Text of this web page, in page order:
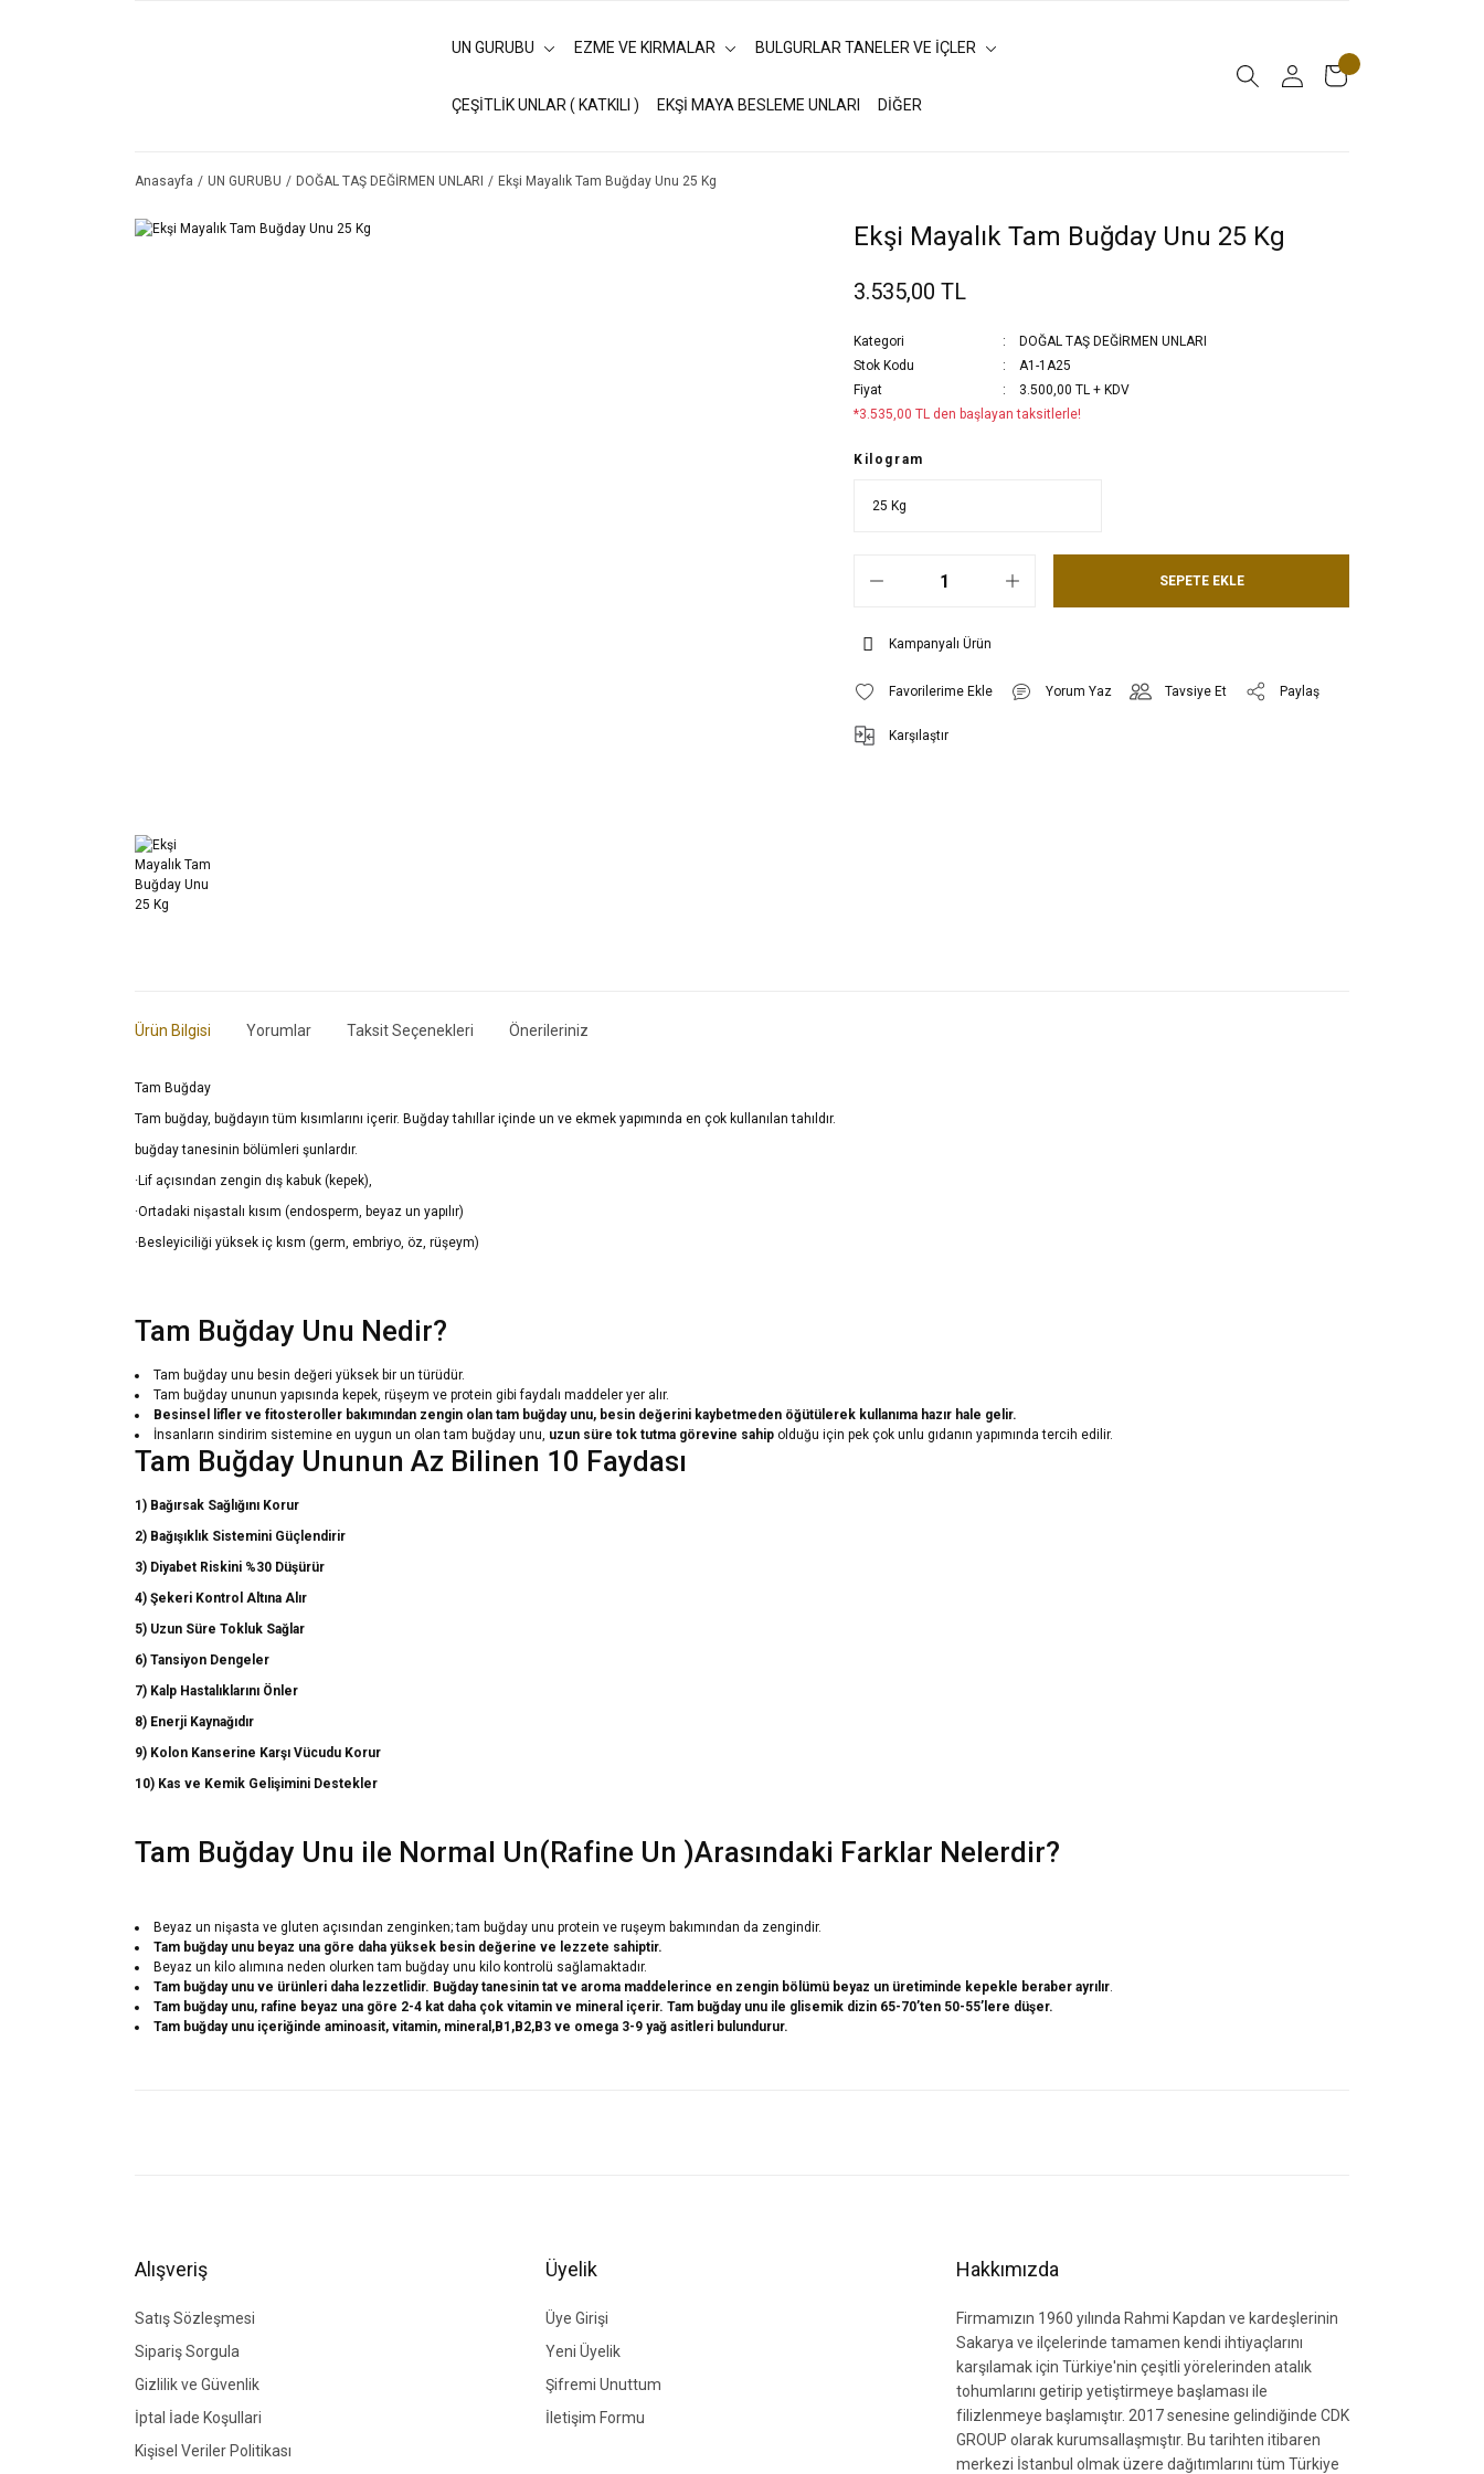
UN GURUBU EZME VE KIRMALAR BULGURLAR TANELER VE İÇLER
ÇEŞİTLİK UNLAR ( KATKILI ) EKŞİ MAYA BESLEME UNLARI DİĞER
Anasayfa UN GURUBU DOĞAL TAŞ DEĞİRMEN UNLARI Ekşi Mayalık Tam Buğday Unu 25 Kg
Ekşi Mayalık Tam Buğday Unu 25 Kg
3.535,00 TL
Kategori
DOĞAL TAŞ DEĞİRMEN UNLARI
Stok Kodu
A1-1A25
Fiyat
3.500,00 TL + KDV
*3.535,00 TL den başlayan taksitlerle!
Kilogram
SEPETE EKLE
Kampanyalı Ürün
Yorum Yaz Tavsiye Et Paylaş
Karşılaştır
Ürün Bilgisi Yorumlar Taksit Seçenekleri Önerileriniz
Tam Buğday
Tam buğday, buğdayın tüm kısımlarını içerir. Buğday tahıllar içinde un ve ekmek yapımında en çok kullanılan tahıldır.
buğday tanesinin bölümleri şunlardır.
·Lif açısından zengin dış kabuk (kepek),
·Ortadaki nişastalı kısım (endosperm, beyaz un yapılır)
·Besleyiciliği yüksek iç kısm (germ, embriyo, öz, rüşeym)
Tam Buğday Unu Nedir?
Tam buğday unu besin değeri yüksek bir un türüdür.
Tam buğday ununun yapısında kepek, rüşeym ve protein gibi faydalı maddeler yer alır.
Besinsel lifler ve fitosteroller bakımından zengin olan tam buğday unu, besin değerini kaybetmeden öğütülerek kullanıma hazır hale gelir.
İnsanların sindirim sistemine en uygun un olan tam buğday unu, uzun süre tok tutma görevine sahip olduğu için pek çok unlu gıdanın yapımında tercih edilir.
Tam Buğday Ununun Az Bilinen 10 Faydası
1) Bağırsak Sağlığını Korur
2) Bağışıklık Sistemini Güçlendirir
3) Diyabet Riskini %30 Düşürür
4) Şekeri Kontrol Altına Alır
5) Uzun Süre Tokluk Sağlar
6) Tansiyon Dengeler
7) Kalp Hastalıklarını Önler
8) Enerji Kaynağıdır
9) Kolon Kanserine Karşı Vücudu Korur
10) Kas ve Kemik Gelişimini Destekler
Tam Buğday Unu ile Normal Un(Rafine Un )Arasındaki Farklar Nelerdir?
Beyaz un nişasta ve gluten açısından zenginken; tam buğday unu protein ve ruşeym bakımından da zengindir.
Tam buğday unu beyaz una göre daha yüksek besin değerine ve lezzete sahiptir.
Beyaz un kilo alımına neden olurken tam buğday unu kilo kontrolü sağlamaktadır.
Tam buğday unu ve ürünleri daha lezzetlidir. Buğday tanesinin tat ve aroma maddelerince en zengin bölümü beyaz un üretiminde kepekle beraber ayrılır.
Tam buğday unu, rafine beyaz una göre 2-4 kat daha çok vitamin ve mineral içerir. Tam buğday unu ile glisemik dizin 65-70’ten 50-55’lere düşer.
Tam buğday unu içeriğinde aminoasit, vitamin, mineral,B1,B2,B3 ve omega 3-9 yağ asitleri bulundurur.
Ürün fiyatı diğer sitelerden daha pahalı.
Bu ürüne benzer farklı alternatifler olmalı.
Alışveriş
Satış Sözleşmesi
Sipariş Sorgula
Gizlilik ve Güvenlik
İptal İade Koşullari
Kişisel Veriler Politikası
Üyelik
Üye Girişi
Yeni Üyelik
Şifremi Unuttum
İletişim Formu
Hakkımızda
Firmamızın 1960 yılında Rahmi Kapdan ve kardeşlerinin
Sakarya ve ilçelerinde tamamen kendi ihtiyaçlarını
karşılamak için Türkiye'nin çeşitli yörelerinden atalık
tohumlarını getirip yetiştirmeye başlaması ile
filizlenmeye başlamıştır. 2017 senesine gelindiğinde CDK
GROUP olarak kurumsallaşmıştır. Bu tarihten itibaren
merkezi İstanbul olmak üzere dağıtımlarını tüm Türkiye